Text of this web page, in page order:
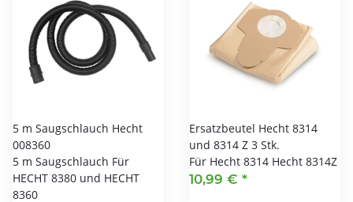
5 m Saugschlauch Hecht
008360
5 m Saugschlauch Für
HECHT 8380 und HECHT
8360
Ersatzbeutel Hecht 8314
und 8314 Z 3 Stk.
Für Hecht 8314 Hecht 8314Z
10,99 € *